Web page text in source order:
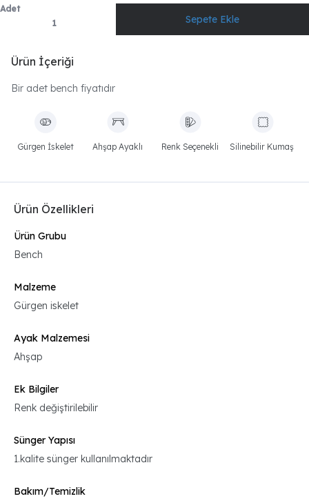
Adet
Ürün İçeriği
Bir adet bench fiyatıdır
Gürgen İskelet Ahşap Ayaklı Renk Seçenekli Silinebilir Kumaş
Ürün Özellikleri
Ürün Grubu
Bench
Malzeme
Gürgen iskelet
Ayak Malzemesi
Ahşap
Ek Bilgiler
Renk değiştirilebilir
Sünger Yapısı
1.kalite sünger kullanılmaktadır
Bakım/Temizlik